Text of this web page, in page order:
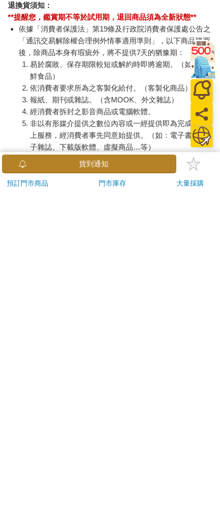
退換貨須知：
**提醒您，鑑賞期不等於試用期，退回商品須為全新狀態**
依據「消費者保護法」第19條及行政院消費者保護處公告之
「通訊交易解除權合理例外情事適用準則」，以下商品購買
後，除商品本身有瑕疵外，將不提供7天的猶豫期：
易於腐敗、保存期限較短或解約時即將逾期。（如：生
鮮食品）
依消費者要求所為之客製化給付。（客製化商品）
報紙、期刊或雜誌。（含MOOK、外文雜誌）
經消費者拆封之影音商品或電腦軟體。
非以有形媒介提供之數位內容或一經提供即為完成之線
上服務，經消費者事先同意始提供。（如：電子書、電
子雜誌、下載版軟體、虛擬商品…等）
已拆封之個人衛生用品。（如：內衣褲、刮鬍刀、除毛
若非上列種類商品，均享有到貨7天的猶豫期（含例假
貨到通知
預訂門市商品 門市庫存 大量採購